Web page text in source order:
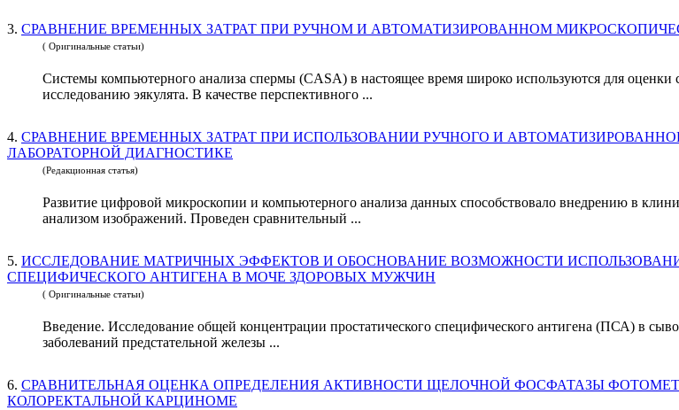
3. СРАВНЕНИЕ ВРЕМЕННЫХ ЗАТРАТ ПРИ РУЧНОМ И АВТОМАТИЗИРОВАННОМ
( Оригинальные статьи)
Системы компьютерного анализа спермы (CASA) в настоящее время широко используются для
исследованию эякулята. В качестве перспективного ...
4. СРАВНЕНИЕ ВРЕМЕННЫХ ЗАТРАТ ПРИ ИСПОЛЬЗОВАНИИ РУЧНОГО И
ЛАБОРАТОРНОЙ ДИАГНОСТИКЕ
(Редакционная статья)
Развитие цифровой микроскопии и компьютерного анализа данных способствовало внедрению в
анализом изображений. Проведен сравнительный ...
5. ИССЛЕДОВАНИЕ МАТРИЧНЫХ ЭФФЕКТОВ И ОБОСНОВАНИЕ ВОЗМОЖНОСТИ
СПЕЦИФИЧЕСКОГО АНТИГЕНА В МОЧЕ ЗДОРОВЫХ МУЖЧИН
( Оригинальные статьи)
Введение. Исследование общей концентрации простатического специфического антигена (ПСА) в
заболеваний предстательной железы ...
6. СРАВНИТЕЛЬНАЯ ОЦЕНКА ОПРЕДЕЛЕНИЯ АКТИВНОСТИ ЩЕЛОЧНОЙ ФОСФАТАЗЫ
КОЛОРЕКТАЛЬНОЙ КАРЦИНОМЕ